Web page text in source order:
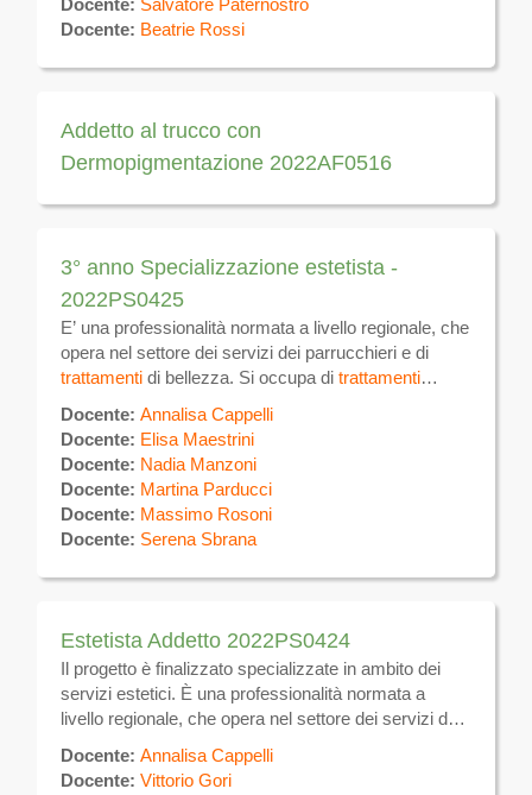
in forma dipendente presso aziende del settore
Docente: Salvatore Paternostro
Docente: Beatrie Rossi
Addetto al trucco con
Dermopigmentazione 2022AF0516
3° anno Specializzazione estetista -
2022PS0425
E’ una professionalità normata a livello regionale, che
opera nel settore dei servizi dei parrucchieri e di
trattamenti di bellezza. Si occupa di trattamenti
eliminazione e/o attenuazione degli inestetismi ,
Docente: Annalisa Cappelli
Docente: Elisa Maestrini
Docente: Nadia Manzoni
Docente: Martina Parducci
Docente: Massimo Rosoni
Docente: Serena Sbrana
Estetista Addetto 2022PS0424
Il progetto è finalizzato specializzate in ambito dei
servizi estetici. È una professionalità normata a
livello regionale, che opera nel settore dei servizi dei
trattamenti estetici sulla superficie del corpo volti alla
Docente: Annalisa Cappelli
Docente: Vittorio Gori